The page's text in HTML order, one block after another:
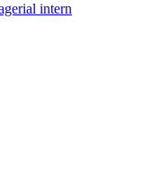
intern